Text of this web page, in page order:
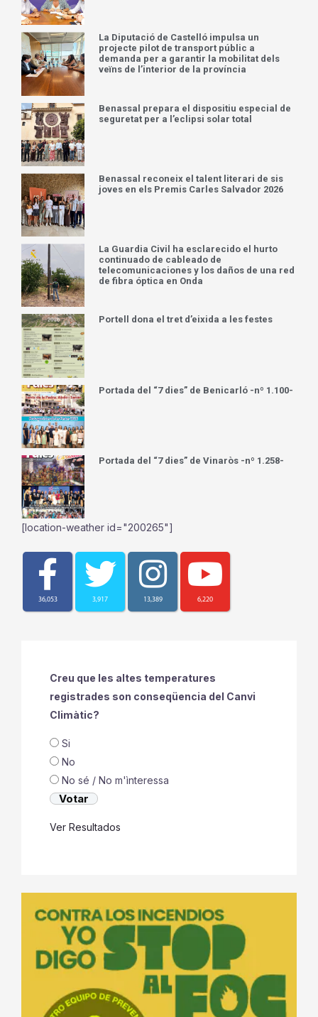
La Diputació de Castelló impulsa un
projecte pilot de transport públic a
demanda per a garantir la mobilitat dels
veïns de l’interior de la província
Benassal prepara el dispositiu especial de
seguretat per a l’eclipsi solar total
Benassal reconeix el talent literari de sis
joves en els Premis Carles Salvador 2026
La Guardia Civil ha esclarecido el hurto
continuado de cableado de
telecomunicaciones y los daños de una red
de fibra óptica en Onda
Portell dona el tret d’eixida a les festes
Portada del “7 dies” de Benicarló -nº 1.100-
Portada del “7 dies” de Vinaròs -nº 1.258-
[location-weather id="200265"]
36,053 3,917 13,389 6,220
Creu que les altes temperatures
registrades son conseqüencia del Canvi
Climàtic?
Si
No
No sé / No m'ìnteressa
Ver Resultados